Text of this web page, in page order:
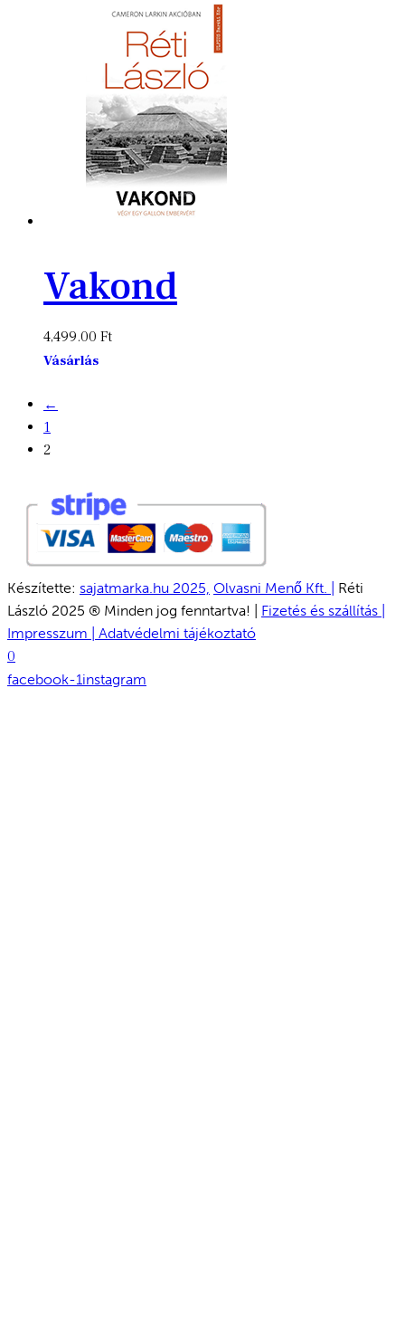
Vakond
4,499.00 Ft
Vásárlás
←
1
2
Készítette: sajatmarka.hu 2025, Olvasni Menő Kft. |
Réti
László 2025 ® Minden jog fenntartva! | Fizetés és szállítás |
Impresszum | Adatvédelmi tájékoztató
0
facebook-1instagram